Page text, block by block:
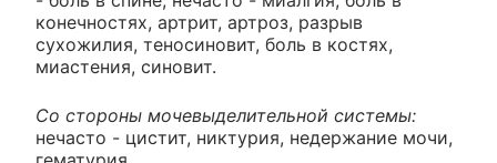
конечностях, артрит, артроз, разрыв
сухожилия, теносиновит, боль в костях,
миастения, синовит.
Со стороны мочевыделительной системы:
нечасто - цистит, никтурия, недержание мочи,